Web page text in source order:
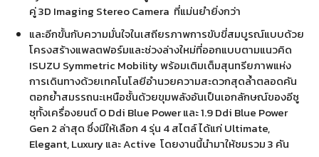
คู่ 3D Imaging Stereo Camera ที่แม่นยำยิ่งกว่า
และอีกขั้นกับความมั่นใจในเสถียรภาพการขับขี่สมบูรณ์แบบด้วย
โครงสร้างแพลตฟอร์มและช่วงล่างใหม่ที่ออกแบบตามแนวคิด
ISUZU Symmetric Mobility พร้อมเติมเต็มสุนทรียภาพแห่ง
การเดินทางด้วยเทคโนโลยีอำนวยความสะดวกสุดล้ำตลอดคัน
ตอกย้ำสมรรถนะเหนือชั้นด้วยขุมพลังอันเป็นเอกลักษณ์ของอีซู
ซุทั้งเครื่องยนต์ 0 Ddi Blue Power และ 1.9 Ddi Blue Power
Gen 2 ล่าสุด ซึ่งมีให้เลือก 4 รุ่น 4 สไตล์ ได้แก่ Ultimate,
Elegant, Luxury และ Active โดยงานนี้นำมาให้ชมรวม 3 คัน